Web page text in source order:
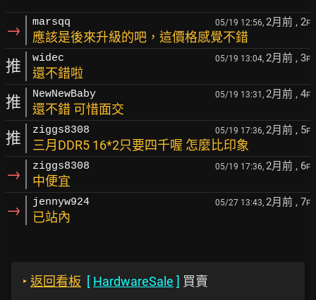
→ marsqq 05/19 12:56, 2月前 , 2F
應該是後來升級的吧，這價格感覺不錯
推 widec 05/19 13:04, 2月前 , 3F
還不錯啦
推 NewNewBaby 05/19 13:31, 2月前 , 4F
還不錯 可惜面交
推 ziggs8308 05/19 17:36, 2月前 , 5F
三月DDR5 16*2只要四千喔 怎麼比印象
→ ziggs8308 05/19 17:36, 2月前 , 6F
中便宜
→ jennyw924 05/27 13:43, 2月前 , 7F
已站內
‣ 返回看板 [ HardwareSale ] 買賣